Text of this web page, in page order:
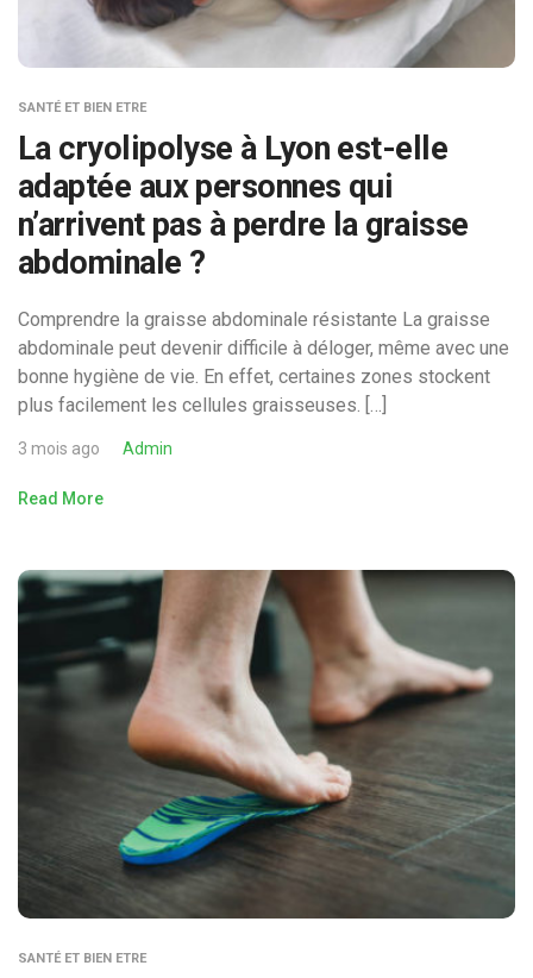
SANTÉ ET BIEN ETRE
La cryolipolyse à Lyon est-elle
adaptée aux personnes qui
n’arrivent pas à perdre la graisse
abdominale ?
Comprendre la graisse abdominale résistante La graisse
abdominale peut devenir difficile à déloger, même avec une
bonne hygiène de vie. En effet, certaines zones stockent
plus facilement les cellules graisseuses. […]
3 mois ago Admin
Read More
SANTÉ ET BIEN ETRE